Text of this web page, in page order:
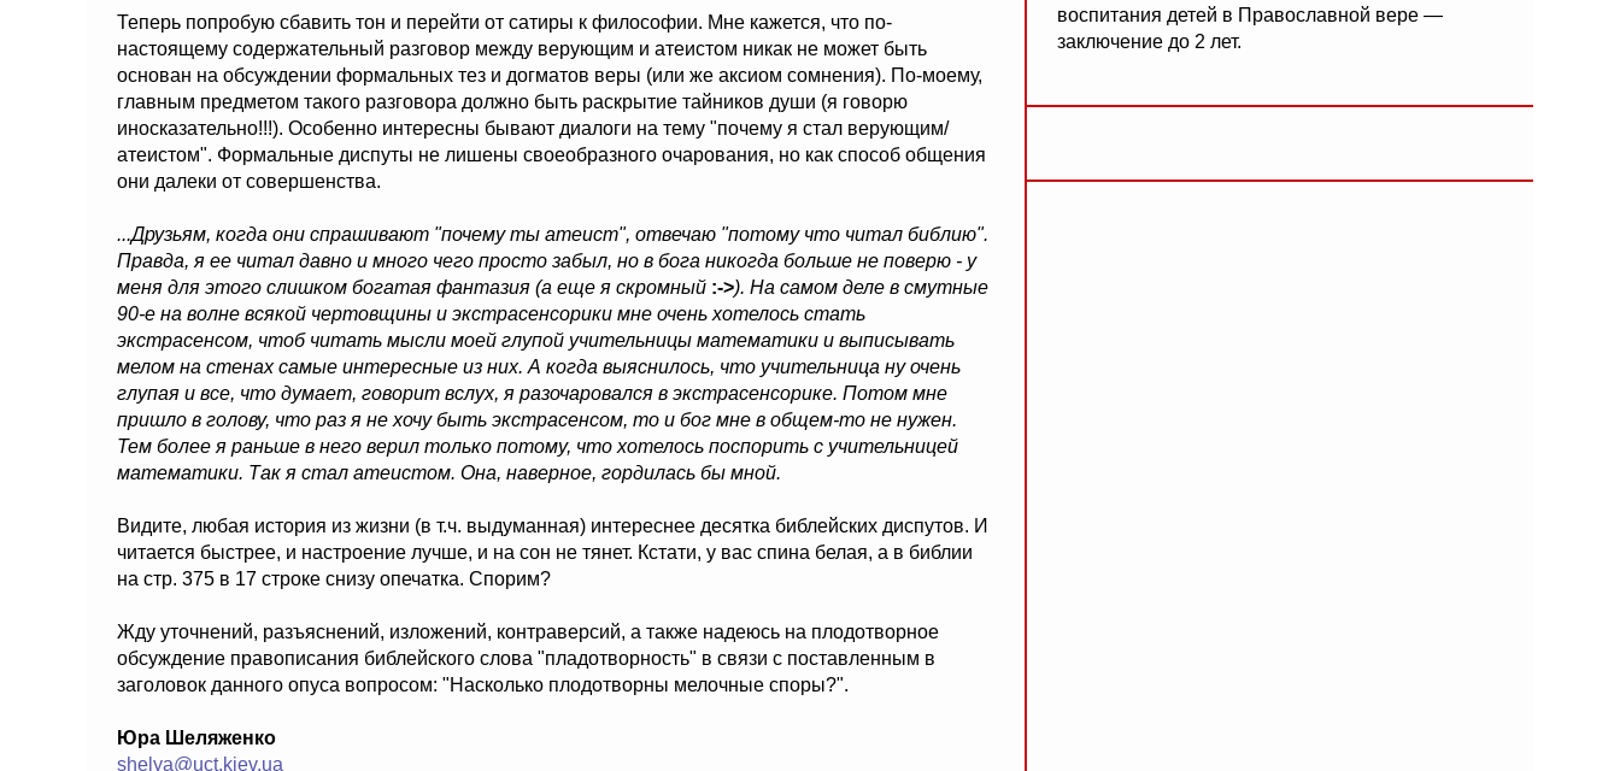
Теперь попробую сбавить тон и перейти от сатиры к философии. Мне кажется, что по-
настоящему содержательный разговор между верующим и атеистом никак не может быть
основан на обсуждении формальных тез и догматов веры (или же аксиом сомнения). По-моему,
главным предметом такого разговора должно быть раскрытие тайников души (я говорю
иносказательно!!!). Особенно интересны бывают диалоги на тему "почему я стал верующим/
атеистом". Формальные диспуты не лишены своеобразного очарования, но как способ общения
они далеки от совершенства.
...Друзьям, когда они спрашивают "почему ты атеист", отвечаю "потому что читал библию".
Правда, я ее читал давно и много чего просто забыл, но в бога никогда больше не поверю - у
меня для этого слишком богатая фантазия (а еще я скромный :->). На самом деле в смутные
90-е на волне всякой чертовщины и экстрасенсорики мне очень хотелось стать
экстрасенсом, чтоб читать мысли моей глупой учительницы математики и выписывать
мелом на стенах самые интересные из них. А когда выяснилось, что учительница ну очень
глупая и все, что думает, говорит вслух, я разочаровался в экстрасенсорике. Потом мне
пришло в голову, что раз я не хочу быть экстрасенсом, то и бог мне в общем-то не нужен.
Тем более я раньше в него верил только потому, что хотелось поспорить с учительницей
математики. Так я стал атеистом. Она, наверное, гордилась бы мной.
Видите, любая история из жизни (в т.ч. выдуманная) интереснее десятка библейских диспутов. И
читается быстрее, и настроение лучше, и на сон не тянет. Кстати, у вас спина белая, а в библии
на стр. 375 в 17 строке снизу опечатка. Спорим?
Жду уточнений, разъяснений, изложений, контраверсий, а также надеюсь на плодотворное
обсуждение правописания библейского слова "пладотворность" в связи с поставленным в
заголовок данного опуса вопросом: "Насколько плодотворны мелочные споры?".
Юра Шеляженко
shelya@uct.kiev.ua
воспитания детей в Православной вере —
заключение до 2 лет.